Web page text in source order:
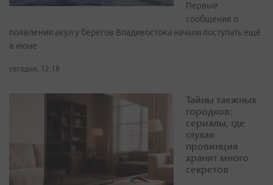
Первые
сообщения о
появлении акул у берегов Владивостока начали поступать ещё
в июне
сегодня, 12:18
Тайны таежных
городков:
сериалы, где
глухая
провинция
хранит много
секретов